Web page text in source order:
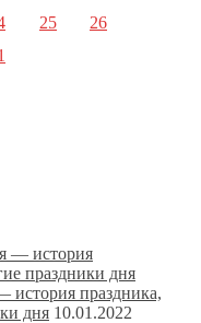
25
26
праздника,
дня 10.01.2022